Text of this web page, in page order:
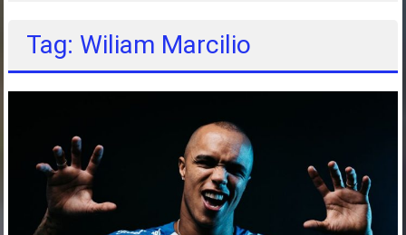
jawa
barat
indonesia
Tag: Wiliam Marcilio